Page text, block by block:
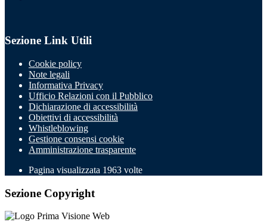
Sezione Link Utili
Cookie policy
Note legali
Informativa Privacy
Ufficio Relazioni con il Pubblico
Dichiarazione di accessibilità
Obiettivi di accessibilità
Whistleblowing
Gestione consensi cookie
Amministrazione trasparente
Pagina visualizzata 1963 volte
Sezione Copyright